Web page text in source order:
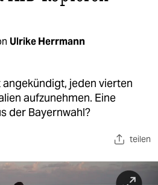
Ulrike Herrmann
jeden vierten
aufzunehmen. Eine
der Bayernwahl?
teilen